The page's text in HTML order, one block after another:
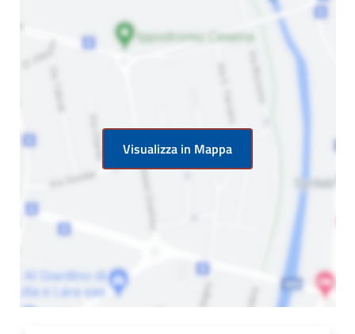
Visualizza in Mappa